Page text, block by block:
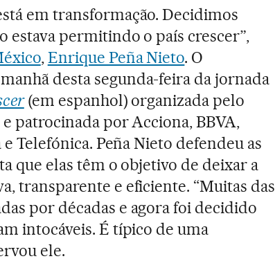
em transformação. Decidimos
estava permitindo o país crescer”,
,Enrique Peña Nieto. O
desta segunda-feira da jornada
(em espanhol) organizada pelo
patrocinada por Acciona, BBVA,
Telefónica. Peña Nieto defendeu as
que elas têm o objetivo de deixar a
transparente e eficiente. “Muitas das
por décadas e agora foi decidido
intocáveis. É típico de uma
ele.